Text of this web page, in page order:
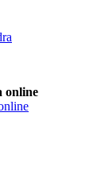
online